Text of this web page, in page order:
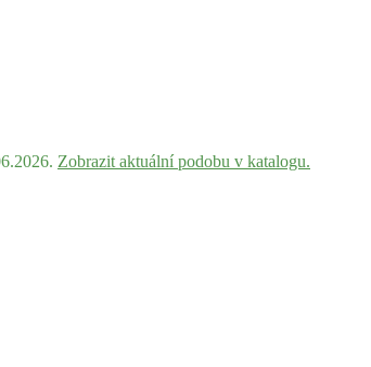
Zobrazit aktuální podobu v katalogu.